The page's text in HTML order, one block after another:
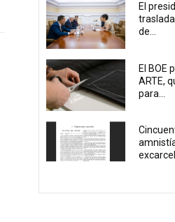
El
de...
El BOE
ARTE,
para...